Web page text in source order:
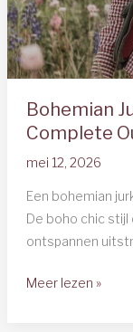
Bohemian
Complete
mei 12, 2026
Een bohemian
De boho chic
ontspannen
Bohemian
Meer lezen »